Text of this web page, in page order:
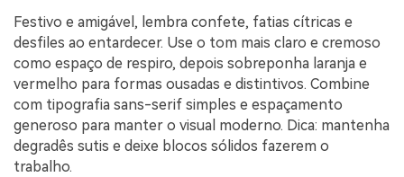
Festivo e amigável, lembra confete, fatias cítricas e
desfiles ao entardecer. Use o tom mais claro e cremoso
como espaço de respiro, depois sobreponha laranja e
vermelho para formas ousadas e distintivos. Combine
com tipografia sans-serif simples e espaçamento
generoso para manter o visual moderno. Dica: mantenha
degradês sutis e deixe blocos sólidos fazerem o
trabalho.